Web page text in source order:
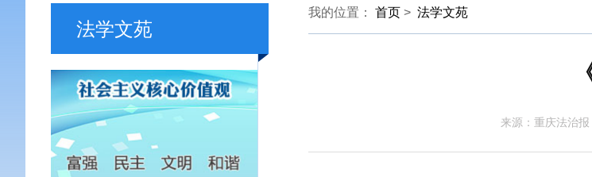
法学文苑
我的位置： 首页 > 法学文苑
来源：重庆法治报